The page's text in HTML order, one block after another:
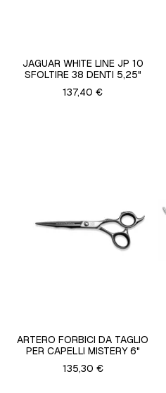
JAGUAR WHITE LINE JP 10
SFOLTIRE 38 DENTI 5,25"
137,40 €
ARTERO FORBICI DA TAGLIO
PER CAPELLI MISTERY 6"
135,30 €